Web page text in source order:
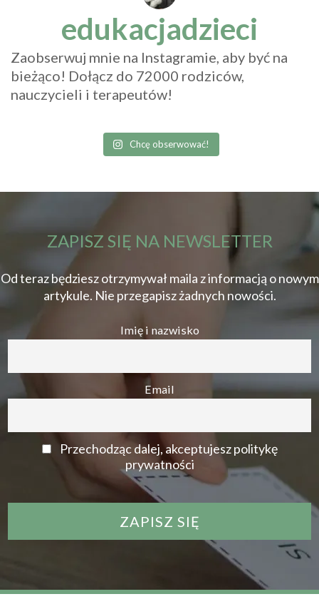
edukacjadzieci
Zaobserwuj mnie na Instagramie, aby być na
bieżąco! Dołącz do 72000 rodziców,
nauczycieli i terapeutów!
Chcę obserwować!
ZAPISZ SIĘ NA NEWSLETTER
Od teraz będziesz otrzymywał maila z informacją o nowym
artykule. Nie przegapisz żadnych nowości.
Imię i nazwisko
Email
Przechodząc dalej, akceptujesz politykę
prywatności